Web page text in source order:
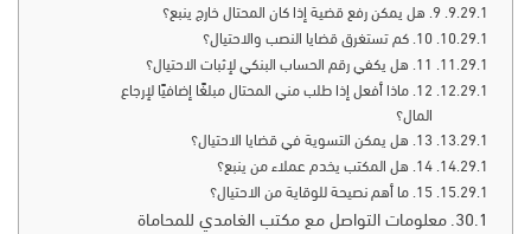
9. هل يمكن رفع قضية إذا كان المحتال خارج ينبع؟
10. كم تستغرق قضايا النصب والاحتيال؟
11. هل يكفي رقم الحساب البنكي لإثبات الاحتيال؟
12. ماذا أفعل إذا طلب مني المحتال مبلغًا إضافيًا لإرجاع
المال؟
13. هل يمكن التسوية في قضايا الاحتيال؟
14. هل المكتب يخدم عملاء من ينبع؟
15. ما أهم نصيحة للوقاية من الاحتيال؟
معلومات التواصل مع مكتب الغامدي للمحاماة